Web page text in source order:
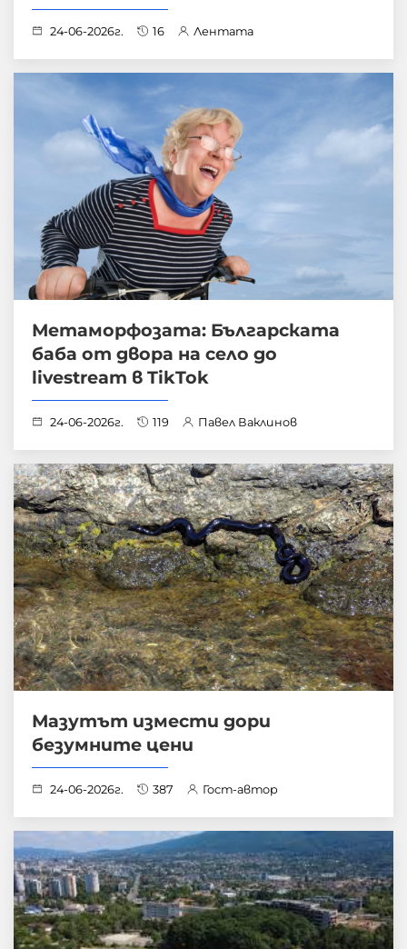
24-06-2026г. 16 Лентата
Метаморфозата: Българската
баба от двора на село до
livestream в TikTok
24-06-2026г. 119 Павел Ваклинов
Мазутът измести дори
безумните цени
24-06-2026г. 387 Гост-автор